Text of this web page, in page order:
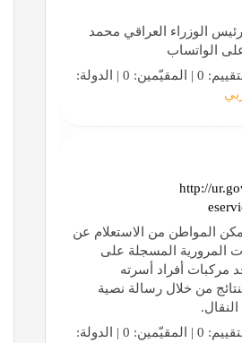
الوزراء العراقي محمد
الواتساب
http://
المواطن من الاستعلام عن
المرورية المسجلة على
مركبات أفراد أسرته
من خلال رسالة نصية